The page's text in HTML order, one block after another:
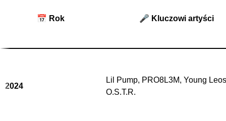
📅 Rok 🎤 Kluczowi artyści
2024
Lil Pump, PRO8L3M, Young
O.S.T.R.